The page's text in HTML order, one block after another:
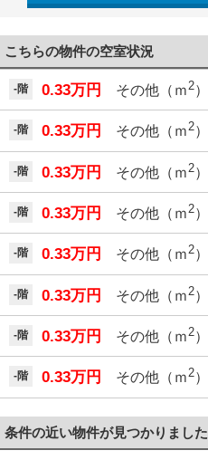
こちらの物件の空室状況
-階 0.33万円 その他（ｍ2）
-階 0.33万円 その他（ｍ2）
-階 0.33万円 その他（ｍ 2）
-階 0.33万円 その他（ｍ 2）
-階 0.33万円 その他（ｍ2）
-階 0.33万円 その他（ｍ 2）
-階 0.33万円 その他（ｍ 2）
-階 0.33万円 その他（ｍ2）
条件の近い物件が見つかりました